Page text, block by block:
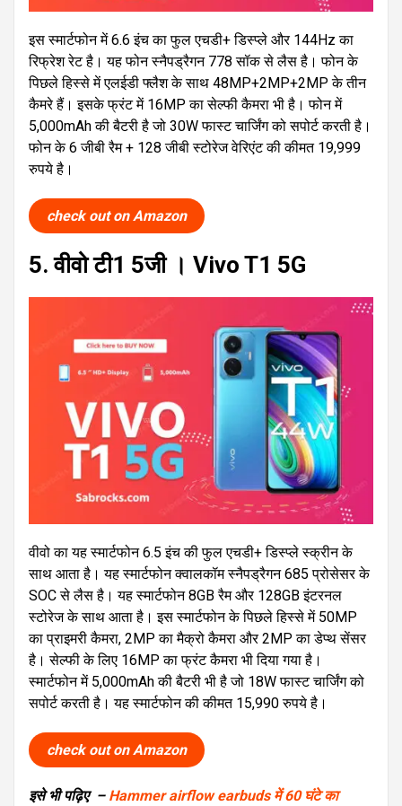
इस स्मार्टफोन में 6.6 इंच का फुल एचडी+ डिस्प्ले और 144Hz का
रिफ्रेश रेट है। यह फोन स्नैपड्रैगन 778 सॉक से लैस है। फोन के
पिछले हिस्से में एलईडी फ्लैश के साथ 48MP+2MP+2MP के तीन
कैमरे हैं। इसके फ्रंट में 16MP का सेल्फी कैमरा भी है। फोन में
5,000mAh की बैटरी है जो 30W फास्ट चार्जिंग को सपोर्ट करती है।
फोन के 6 जीबी रैम + 128 जीबी स्टोरेज वेरिएंट की कीमत 19,999
रुपये है।
check out on Amazon
5. वीवो टी1 5जी । Vivo T1 5G
वीवो का यह स्मार्टफोन 6.5 इंच की फुल एचडी+ डिस्प्ले स्क्रीन के
साथ आता है। यह स्मार्टफोन क्वालकॉम स्नैपड्रैगन 685 प्रोसेसर के
SOC से लैस है। यह स्मार्टफोन 8GB रैम और 128GB इंटरनल
स्टोरेज के साथ आता है। इस स्मार्टफोन के पिछले हिस्से में 50MP
का प्राइमरी कैमरा, 2MP का मैक्रो कैमरा और 2MP का डेप्थ सेंसर
है। सेल्फी के लिए 16MP का फ्रंट कैमरा भी दिया गया है।
स्मार्टफोन में 5,000mAh की बैटरी भी है जो 18W फास्ट चार्जिंग को
सपोर्ट करती है। यह स्मार्टफोन की कीमत 15,990 रुपये है।
check out on Amazon
इसे भी पढ़िए – Hammer airflow earbuds में 60 घंटे का